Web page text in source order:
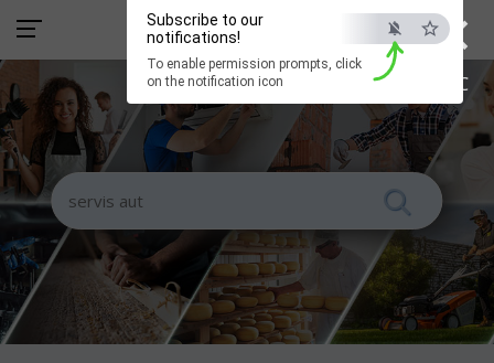
×
ESC
Subscribe to our
notifications!
To enable permission prompts, click
on the notification icon